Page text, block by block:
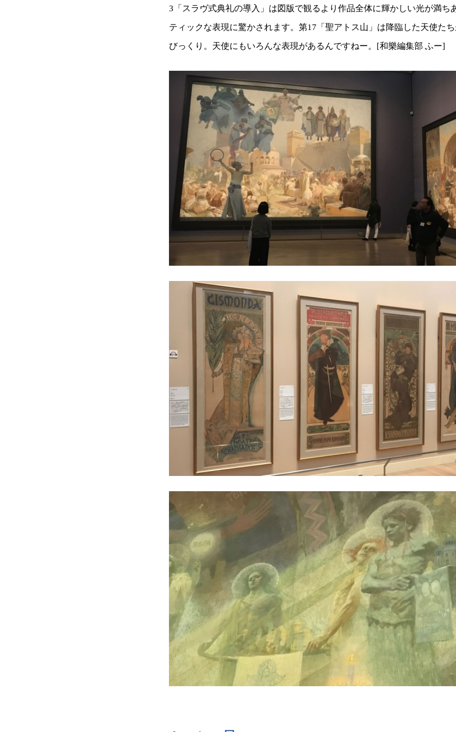
3「スラヴ式典礼の導入」は図版で観るより作品全体に輝かしい光が満ち
ティックな表現に驚かされます。第17「聖アトス山」は降臨した天使た
びっくり。天使にもいろんな表現があるんですねー。[和樂編集部 ふー]